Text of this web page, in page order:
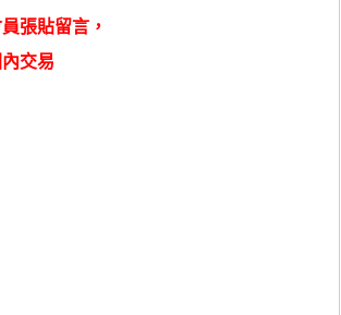
張貼留言，
交易